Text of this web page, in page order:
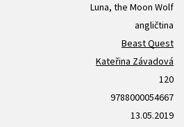
Luna, the Moon Wolf
angličtina
Beast Quest
Kateřina Závadová
120
9788000054667
13.05.2019